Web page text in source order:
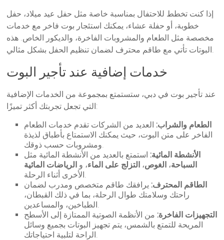
إذا كنت تخطط للاحتفال بمناسبة خاصة مثل حفل عيد ميلاد، حفل
خطوبة، أو حفلة عشاء، يمكنك استئجار بوت فاخر مع خدمات
مخصصة مثل الطعام والمشروبات الفاخرة، والديكور الخاص. هذه
البوتات تأتي مع طاقم محترف لضمان تنظيم الحفل بشكل مثالي.
خدمات إضافية عند تأجير البوت
عند تأجير بوت في دبي، ستستمتع بمجموعة من الخدمات الإضافية
التي تجعل تجربتك أكثر تميزًا:
الطعام والشراب:العديد من الشركات تقدم خدمات الطعام
الفاخر على متن البوت، حيث يمكنك الاستمتاع بأطباق لذيذة
ومشروبات حسب ذوقك.
الأنشطة المائية:استمتع بالعديد من الأنشطة المائية مثل
السباحة، الغوص، التزلج على الماء، و الرياضات المائية
الأخرى أثناء الرحلة.
الطاقم المحترف:يرافقك طاقم متخصص ومدرب لضمان
راحتك وسلامتك طوال الرحلة، بما في ذلك القبطان،
الطباخين، والمساعدين.
التجهيزات الفاخرة:من الأنظمة الصوتية الممتازة إلى الأسطح
المريحة للتمتع بالشمس، يتم تجهيز البوتات بجميع وسائل
الراحة لتلبية احتياجاتك.